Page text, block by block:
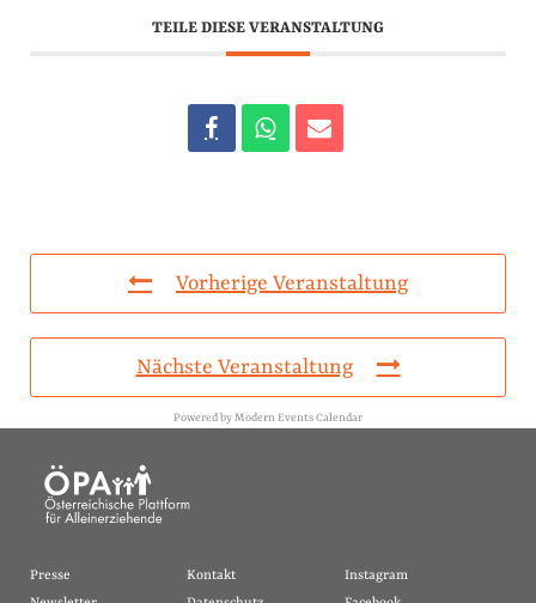
TEILE DIESE VERANSTALTUNG
Vorherige Veranstaltung
Nächste Veranstaltung
Powered byModern Events Calendar
Presse
Kontakt
Instagram